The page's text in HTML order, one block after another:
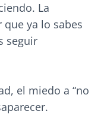
La
ya lo sabes
seguir
el miedo a “no